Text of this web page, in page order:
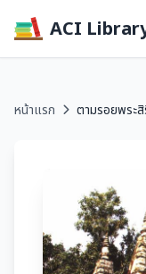
ACI
หน้าแรก ตามรอยพระ